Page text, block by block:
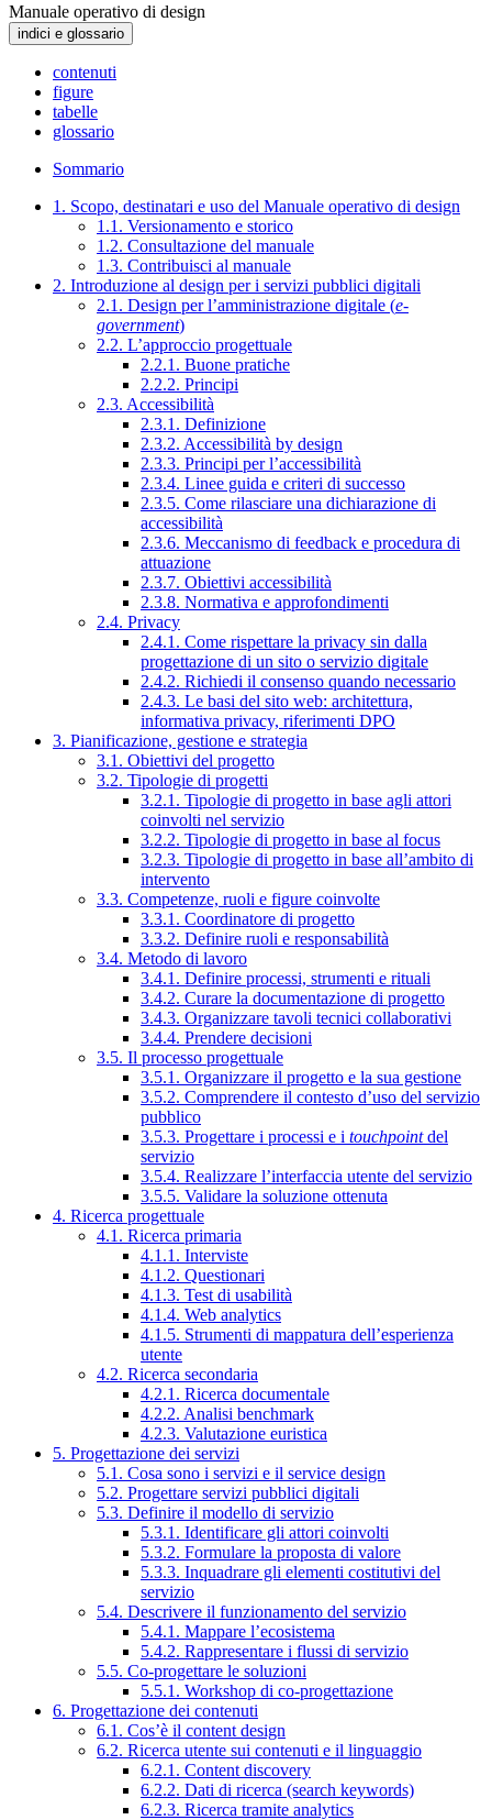
Manuale operativo di design
indici e glossario
contenuti
figure
tabelle
glossario
Sommario
1. Scopo, destinatari e uso del Manuale operativo di design
1.1. Versionamento e storico
1.2. Consultazione del manuale
1.3. Contribuisci al manuale
2. Introduzione al design per i servizi pubblici digitali
2.1. Design per l’amministrazione digitale (e-
government)
2.2. L’approccio progettuale
2.2.1. Buone pratiche
2.2.2. Principi
2.3. Accessibilità
2.3.1. Definizione
2.3.2. Accessibilità by design
2.3.3. Principi per l’accessibilità
2.3.4. Linee guida e criteri di successo
2.3.5. Come rilasciare una dichiarazione di
accessibilità
2.3.6. Meccanismo di feedback e procedura di
attuazione
2.3.7. Obiettivi accessibilità
2.3.8. Normativa e approfondimenti
2.4. Privacy
2.4.1. Come rispettare la privacy sin dalla
progettazione di un sito o servizio digitale
2.4.2. Richiedi il consenso quando necessario
2.4.3. Le basi del sito web: architettura,
informativa privacy, riferimenti DPO
3. Pianificazione, gestione e strategia
3.1. Obiettivi del progetto
3.2. Tipologie di progetti
3.2.1. Tipologie di progetto in base agli attori
coinvolti nel servizio
3.2.2. Tipologie di progetto in base al focus
3.2.3. Tipologie di progetto in base all’ambito di
intervento
3.3. Competenze, ruoli e figure coinvolte
3.3.1. Coordinatore di progetto
3.3.2. Definire ruoli e responsabilità
3.4. Metodo di lavoro
3.4.1. Definire processi, strumenti e rituali
3.4.2. Curare la documentazione di progetto
3.4.3. Organizzare tavoli tecnici collaborativi
3.4.4. Prendere decisioni
3.5. Il processo progettuale
3.5.1. Organizzare il progetto e la sua gestione
3.5.2. Comprendere il contesto d’uso del servizio
pubblico
3.5.3. Progettare i processi e i touchpointdel
servizio
3.5.4. Realizzare l’interfaccia utente del servizio
3.5.5. Validare la soluzione ottenuta
4. Ricerca progettuale
4.1. Ricerca primaria
4.1.1. Interviste
4.1.2. Questionari
4.1.3. Test di usabilità
4.1.4. Web analytics
4.1.5. Strumenti di mappatura dell’esperienza
utente
4.2. Ricerca secondaria
4.2.1. Ricerca documentale
4.2.2. Analisi benchmark
4.2.3. Valutazione euristica
5. Progettazione dei servizi
5.1. Cosa sono i servizi e il service design
5.2. Progettare servizi pubblici digitali
5.3. Definire il modello di servizio
5.3.1. Identificare gli attori coinvolti
5.3.2. Formulare la proposta di valore
5.3.3. Inquadrare gli elementi costitutivi del
servizio
5.4. Descrivere il funzionamento del servizio
5.4.1. Mappare l’ecosistema
5.4.2. Rappresentare i flussi di servizio
5.5. Co-progettare le soluzioni
5.5.1. Workshop di co-progettazione
6. Progettazione dei contenuti
6.1. Cos’è il content design
6.2. Ricerca utente sui contenuti e il linguaggio
6.2.1. Content discovery
6.2.2. Dati di ricerca (search keywords)
6.2.3. Ricerca tramite analytics